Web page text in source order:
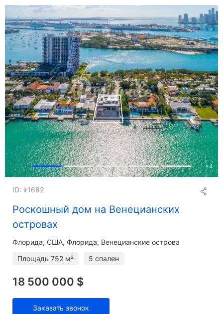
+4
Роскошный дом на Венецианских
островах
ID: ir1682
Флорида США, Флорида, Венецианские острова
Площадь 752 м² 5 спален
18 500 000 $
Заказать звонок